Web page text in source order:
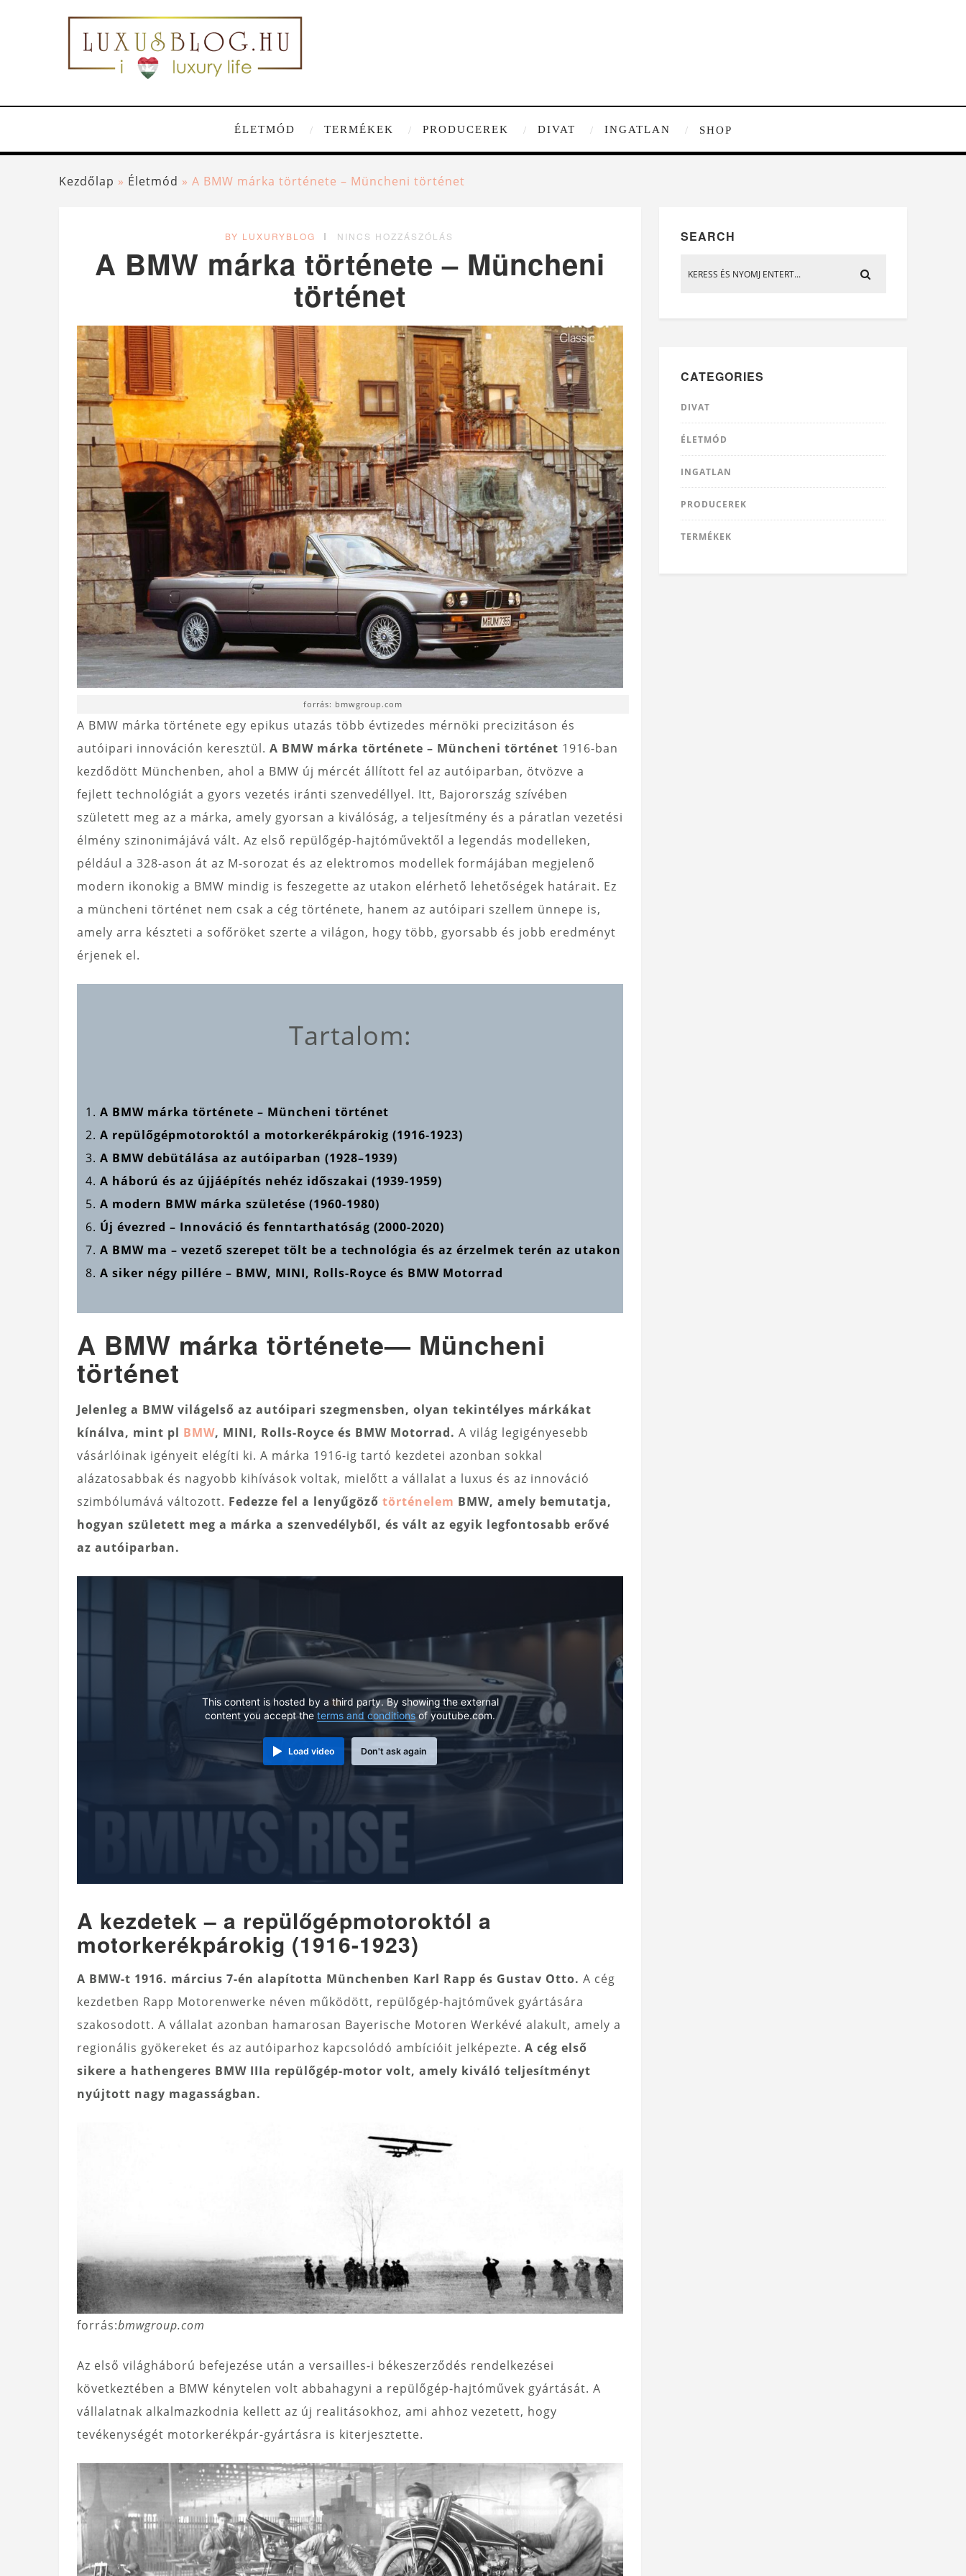
ÉLETMÓD TERMÉKEK PRODUCEREK DIVAT INGATLAN SHOP
Kezdőlap » Életmód » A BMW márka története – Müncheni történet
BY LUXURYBLOG NINCS HOZZÁSZÓLÁS
A BMW márka története – Müncheni
történet
forrás: bmwgroup.com
A BMW márka története egy epikus utazás több évtizedes mérnöki precizitáson és
autóipari innováción keresztül. A BMW márka története – Müncheni történet 1916-ban
kezdődött Münchenben, ahol a BMW új mércét állított fel az autóiparban, ötvözve a
fejlett technológiát a gyors vezetés iránti szenvedéllyel. Itt, Bajorország szívében
született meg az a márka, amely gyorsan a kiválóság, a teljesítmény és a páratlan vezetési
élmény szinonimájává vált. Az első repülőgép-hajtóművektől a legendás modelleken,
például a 328-ason át az M-sorozat és az elektromos modellek formájában megjelenő
modern ikonokig a BMW mindig is feszegette az utakon elérhető lehetőségek határait. Ez
a müncheni történet nem csak a cég története, hanem az autóipari szellem ünnepe is,
amely arra készteti a sofőröket szerte a világon, hogy több, gyorsabb és jobb eredményt
érjenek el.
Tartalom:
A BMW márka története – Müncheni történet
A repülőgépmotoroktól a motorkerékpárokig (1916-1923)
A BMW debütálása az autóiparban (1928–1939)
A háború és az újjáépítés nehéz időszakai (1939-1959)
A modern BMW márka születése (1960-1980)
Új évezred – Innováció és fenntarthatóság (2000-2020)
A BMW ma – vezető szerepet tölt be a technológia és az érzelmek terén az utakon
A siker négy pillére – BMW, MINI, Rolls-Royce és BMW Motorrad
A BMW márka története— Müncheni
történet
Jelenleg a BMW világelső az autóipari szegmensben, olyan tekintélyes márkákat
kínálva, mint pl BMW, MINI, Rolls-Royce és BMW Motorrad. A világ legigényesebb
vásárlóinak igényeit elégíti ki. A márka 1916-ig tartó kezdetei azonban sokkal
alázatosabbak és nagyobb kihívások voltak, mielőtt a vállalat a luxus és az innováció
szimbólumává változott. Fedezze fel a lenyűgöző történelem BMW, amely bemutatja,
hogyan született meg a márka a szenvedélyből, és vált az egyik legfontosabb erővé
az autóiparban.
This content is hosted by a third party. By showing the external
content you accept the terms and conditionsof youtube.com.
Load video Don't ask again
A kezdetek – a repülőgépmotoroktól a
motorkerékpárokig (1916-1923)
A BMW-t 1916. március 7-én alapította Münchenben Karl Rapp és Gustav Otto. A cég
kezdetben Rapp Motorenwerke néven működött, repülőgép-hajtóművek gyártására
szakosodott. A vállalat azonban hamarosan Bayerische Motoren Werkévé alakult, amely a
regionális gyökereket és az autóiparhoz kapcsolódó ambícióit jelképezte. A cég első
sikere a hathengeres BMW IIIa repülőgép-motor volt, amely kiváló teljesítményt
nyújtott nagy magasságban.
forrás:bmwgroup.com
Az első világháború befejezése után a versailles-i békeszerződés rendelkezései
következtében a BMW kénytelen volt abbahagyni a repülőgép-hajtóművek gyártását. A
vállalatnak alkalmazkodnia kellett az új realitásokhoz, ami ahhoz vezetett, hogy
tevékenységét motorkerékpár-gyártásra is kiterjesztette.
SEARCH
CATEGORIES
DIVAT
ÉLETMÓD
INGATLAN
PRODUCEREK
TERMÉKEK